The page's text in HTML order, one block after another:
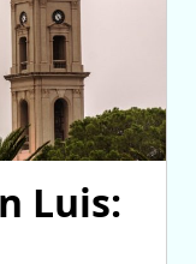
Luis: